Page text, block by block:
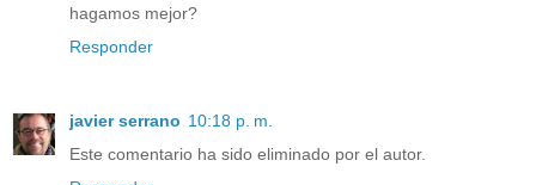
hagamos mejor?
Responder
javier serrano 10:18 p. m.
Este comentario ha sido eliminado por el autor.